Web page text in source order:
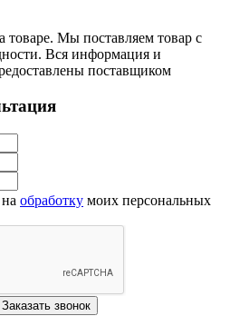
товаре. Мы поставляем товар с
Вся информация и
поставщиком
обработку моих персональных
Заказать звонок